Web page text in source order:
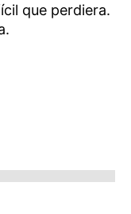
que perdiera.